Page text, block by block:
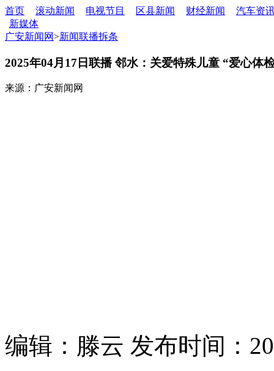
首页 滚动新闻 电视节目 区县新闻 财经新闻
汽车资
新媒体
广安新闻网>新闻联播拆条
2025年04月17日联播 邻水：关爱特殊儿童 “爱心体
来源：广安新闻网
编辑：滕云 发布时间：